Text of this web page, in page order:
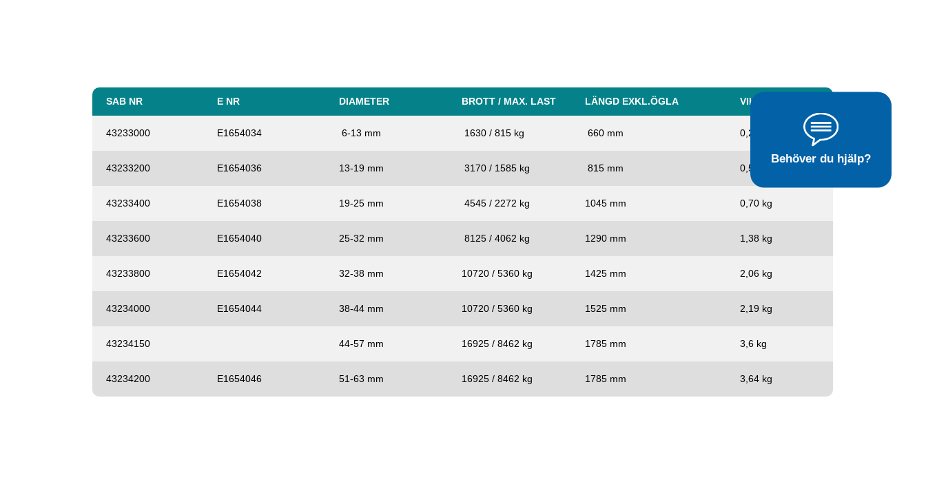
SAB NR E NR DIAMETER BROTT / MAX. LAST LÄNGD EXKL.ÖGLA VIKT, KG
43233000 E1654034 6-13 mm 1630 / 815 kg 660 mm 0,24 kg
43233200 E1654036 13-19 mm 3170 / 1585 kg 815 mm 0,52 kg
43233400 E1654038 19-25 mm 4545 / 2272 kg 1045 mm 0,70 kg
43233600 E1654040 25-32 mm 8125 / 4062 kg 1290 mm 1,38 kg
43233800 E1654042 32-38 mm 10720 / 5360 kg 1425 mm 2,06 kg
43234000 E1654044 38-44 mm 10720 / 5360 kg 1525 mm 2,19 kg
43234150 44-57 mm 16925 / 8462 kg 1785 mm 3,6 kg
43234200 E1654046 51-63 mm 16925 / 8462 kg 1785 mm 3,64 kg
Behöver du hjälp?